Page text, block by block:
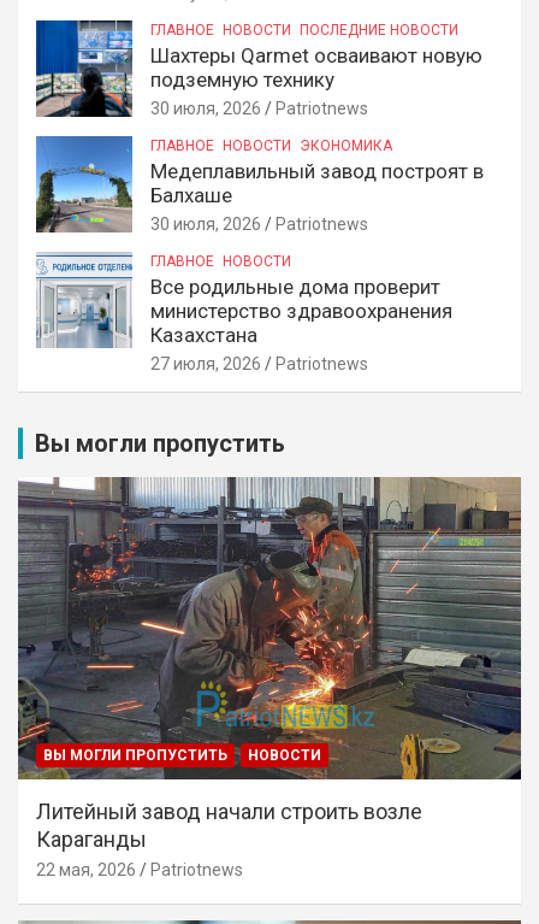
ГЛАВНОЕ НОВОСТИ ПОСЛЕДНИЕ НОВОСТИ
Шахтеры Qarmet осваивают новую
подземную технику
30 июля, 2026 Patriotnews
ГЛАВНОЕ НОВОСТИ ЭКОНОМИКА
Медеплавильный завод построят в
Балхаше
30 июля, 2026 Patriotnews
ГЛАВНОЕ НОВОСТИ
Все родильные дома проверит
министерство здравоохранения
Казахстана
27 июля, 2026 Patriotnews
Вы могли пропустить
ВЫ МОГЛИ ПРОПУСТИТЬ НОВОСТИ
Литейный завод начали строить возле
Караганды
22 мая, 2026 Patriotnews